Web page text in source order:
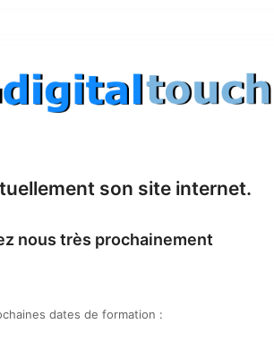
son site internet.
nous très prochainement
dates de formation :